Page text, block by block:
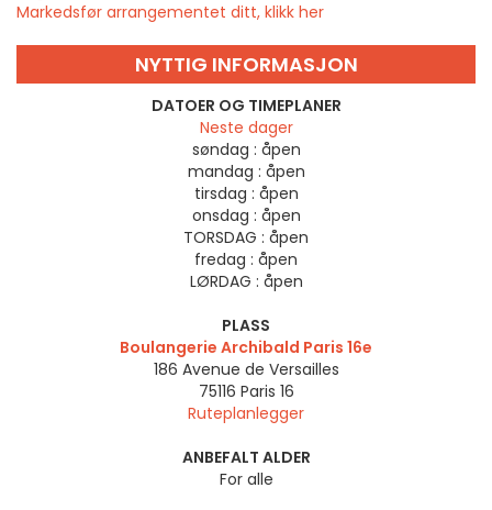
Markedsfør arrangementet ditt, klikk her
NYTTIG INFORMASJON
DATOER OG TIMEPLANER
Neste dager
søndag : åpen
mandag : åpen
tirsdag : åpen
onsdag : åpen
TORSDAG : åpen
fredag : åpen
LØRDAG : åpen
PLASS
Boulangerie Archibald Paris 16e
186 Avenue de Versailles
75116 Paris 16
Ruteplanlegger
ANBEFALT ALDER
For alle